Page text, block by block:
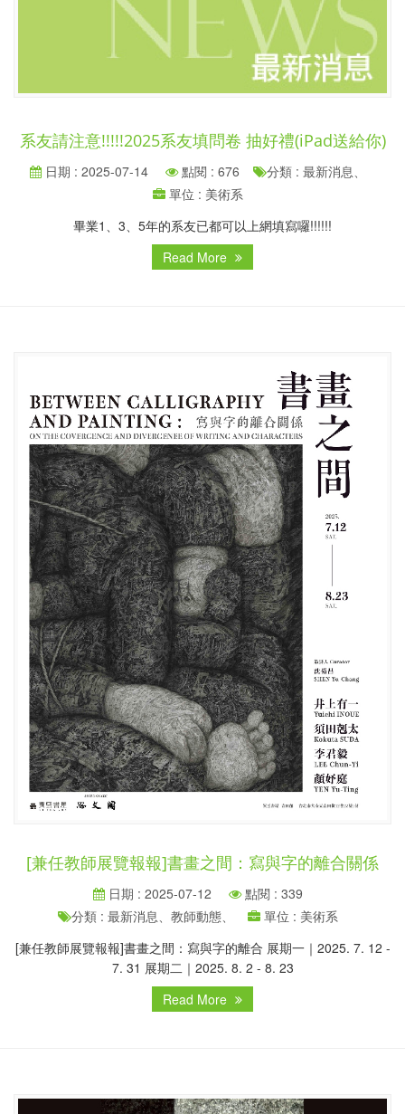
系友請注意!!!!!2025系友填問卷 抽好禮(iPad送給你)
日期 : 2025-07-14 點閱 : 676
分類 : 最新消息、
單位 : 美術系
畢業1、3、5年的系友已都可以上網填寫囉!!!!!!
Read More
[兼任教師展覽報報]書畫之間：寫與字的離合關係
日期 : 2025-07-12
點閱 : 339
分類 : 最新消息、教師動態、
單位 : 美術系
[兼任教師展覽報報]書畫之間：寫與字的離合 展期一｜2025. 7. 12 -
7. 31 展期二｜2025. 8. 2 - 8. 23
Read More